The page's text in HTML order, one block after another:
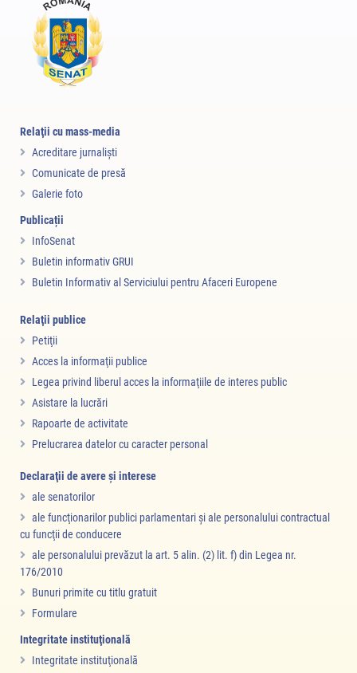
Relaţii cu mass-media
Acreditare jurnalişti
Comunicate de presă
Galerie foto
Publicații
InfoSenat
Buletin informativ GRUI
Buletin Informativ al Serviciului pentru Afaceri Europene
Relaţii publice
Petiţii
Acces la informaţii publice
Legea privind liberul acces la informaţiile de interes public
Asistare la lucrări
Rapoarte de activitate
Prelucrarea datelor cu caracter personal
Declaraţii de avere şi interese
ale senatorilor
ale funcţionarilor publici parlamentari şi ale personalului contractual
cu funcţii de conducere
ale personalului prevăzut la art. 5 alin. (2) lit. f) din Legea nr.
176/2010
Bunuri primite cu titlu gratuit
Formulare
Integritate instituţională
Integritate instituţională